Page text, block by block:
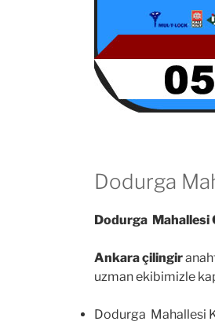
Dodurga
Dodurga Mahallesi
Ankara çilingir
uzman ekibimizle
Dodurga Mahallesi